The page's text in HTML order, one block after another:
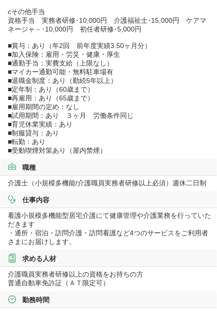
cその他手当
資格手当 実務者研修･10,000円 介護福祉士･15,000円 ケアマ
ネージャ－･10,000円 初任者研修･5,000円
■賞与：あり（年2回 前年度実績3.50ヶ月分）
■加入保険：雇用・労災・健康・厚生
■通勤手当：実費支給（上限なし）
■マイカー通勤可能・無料駐車場有
■退職金制度：あり（勤続5年以上）
■定年制：あり（60歳まで）
■再雇用：あり（65歳まで）
■雇用期間の定め：なし
■試用期間：あり ３ヶ月 労働条件同じ
■育児休業実績：あり
■制服貸与：あり
■転勤：あり
■受動喫煙対策あり（屋内禁煙）
職種
介護士（小規模多機能/介護職員実務者研修以上必須）週休二日制
仕事内容
看護小規模多機能型居宅介護にて健康管理や介護業務を行っていた
だきます
・通所・宿泊・訪問介護・訪問看護など4つのサービスをご利用者
さまにお届けします。
求める人材
介護職員実務者研修以上の資格をお持ちの方
普通自動車免許証（ＡＴ限定可）
勤務時間